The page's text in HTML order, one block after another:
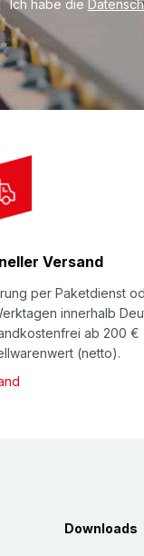
Ich habe die
Versand
per Paketdienst
innerhalb
ab 200 €
(netto).
Downloads